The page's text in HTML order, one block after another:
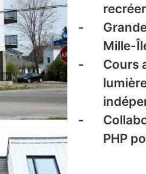
Mille-
Cours
PHP